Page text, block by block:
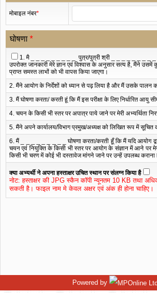
मोबाइल नंबर*
घोषणा *
1. मै पुत्र/पुत्री श्री
उपरोक्त जानकारी मेरे ज्ञान एवं विश्वास के अनुसार सत्य है, मैंने उसमें
प्राप्त समस्त लाभों को भी वापस किया जाएगा।
2. मैंने आयोग के निर्देशों को ध्यान से पढ़ लिया है और मैं उसके पालन
3. मैं घोषणा करता/ करती हूं कि मैं इस परीक्षा के लिए निर्धारित आयु
4. चयन के किसी भी स्तर पर अपात्र पाये जाने पर मेरी अ‍भ्‍यर्थिता
5. मैंने अपने कार्यालय/विभाग प्रमुख/अध्यक्ष को लिखित रूप में सूचित
6. मैं
घोषणा करता/करती हूँ कि मैं यदि आयोग
चयन एवं नियुक्ति के किसी भी स्तर पर आयोग के संज्ञान में आने पर मेरी
किसी भी चरण में कोई भी दस्तावेज मांगने जाने पर उन्हें उपलब्ध कराना
क्या अभ्यर्थी ने अपना हस्ताक्षर उचित स्थान पर संलग्न किया है
नोट: हस्ताक्षर की JPG स्कैन कॉपी न्यूनतम 10 KB तथा
सकती है। फाइल नाम मे केवल अक्षर एवं अंक ही होना चाहिए।
Powered by